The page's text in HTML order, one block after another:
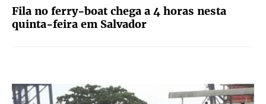
Fila no ferry-boat chega a 4 horas nesta
quinta-feira em Salvador